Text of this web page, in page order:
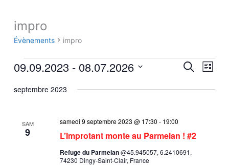
impro
Évènements impro
Évènements
Recherche
navigation
Recherche
vues
Liste
09.09.2023 - 08.07.2026
une
septembre 2023
SAM
9 L’Improtant monte au Parmelan ! #2
samedi 9 septembre 2023 @ 17:30 - 19:00
Refuge du Parmelan@45.945057, 6.2410691,
74230 Dingy-Saint-Clair, France